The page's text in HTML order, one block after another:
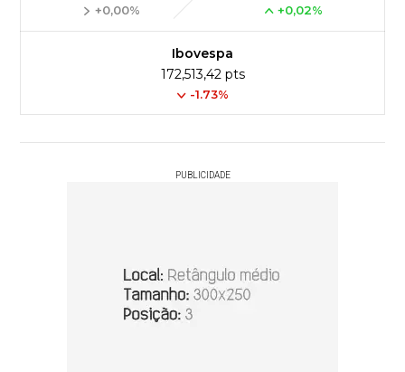
+0,00% +0,02%
Ibovespa
172,513,42 pts
-1.73%
PUBLICIDADE